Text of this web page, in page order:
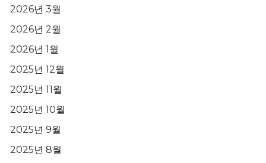
2026년 3월
2026년 2월
2026년 1월
2025년 12월
2025년 11월
2025년 10월
2025년 9월
2025년 8월